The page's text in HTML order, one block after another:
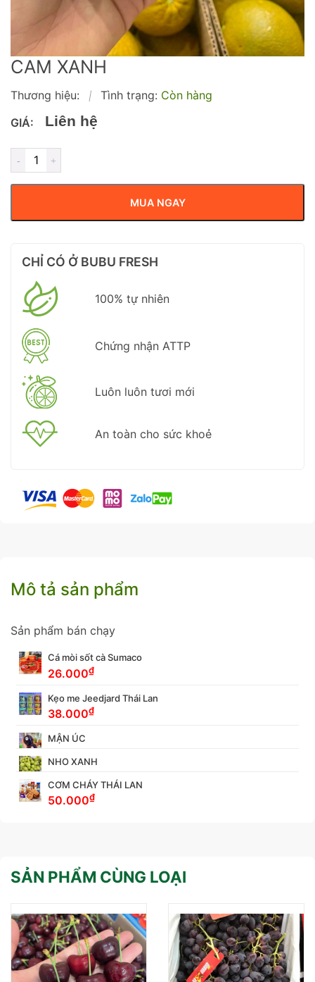
CAM XANH
Thương hiệu: | Tình trạng: Còn hàng
GIÁ:
Liên hệ
MUA NGAY
CHỈ CÓ Ở BUBU FRESH
100% tự nhiên
Chứng nhận ATTP
Luôn luôn tươi mới
An toàn cho sức khoẻ
Mô tả sản phẩm
Sản phẩm bán chạy
Cá mòi sốt cà Sumaco
26.000₫
Kẹo me Jeedjard Thái Lan
38.000₫
MẬN ÚC
NHO XANH
CƠM CHÁY THÁI LAN
50.000₫
SẢN PHẨM CÙNG LOẠI